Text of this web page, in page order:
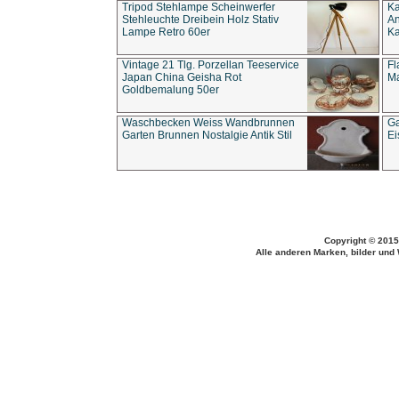
Tripod Stehlampe Scheinwerfer
Stehleuchte Dreibein Holz Stativ
Lampe Retro 60er
Vintage 21 Tlg. Porzellan Teeservice
Japan China Geisha Rot
Goldbemalung 50er
Waschbecken Weiss Wandbrunnen
Garten Brunnen Nostalgie Antik Stil
Copyright ©
Alle anderen Marken, bilder und